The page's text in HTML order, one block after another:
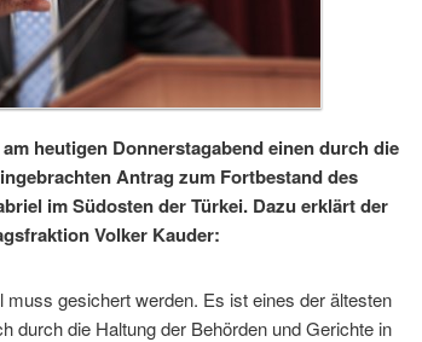
heutigen Donnerstagabend einen durch die
Antrag zum Fortbestand des
im Südosten der Türkei. Dazu erklärt der
Volker Kauder:
gesichert werden. Es ist eines der ältesten
durch die Haltung der Behörden und Gerichte in